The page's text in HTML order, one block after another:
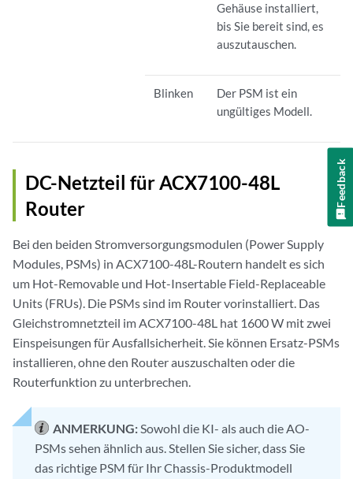
Gehäuse installiert,
bis Sie bereit sind, es
auszutauschen.
Blinken
Der PSM ist ein
ungültiges Modell.
DC-Netzteil für ACX7100-48L
Router
Bei den beiden Stromversorgungsmodulen (Power Supply
Modules, PSMs) in ACX7100-48L-Routern handelt es sich
um Hot-Removable und Hot-Insertable Field-Replaceable
Units (FRUs). Die PSMs sind im Router vorinstalliert. Das
Gleichstromnetzteil im ACX7100-48L hat 1600 W mit zwei
Einspeisungen für Ausfallsicherheit. Sie können Ersatz-PSMs
installieren, ohne den Router auszuschalten oder die
Routerfunktion zu unterbrechen.
ANMERKUNG:Sowohl die KI- als auch die AO-
PSMs sehen ähnlich aus. Stellen Sie sicher, dass Sie
das richtige PSM für Ihr Chassis-Produktmodell
Feedback